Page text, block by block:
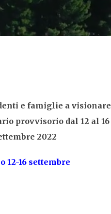
e famiglie a visionare
provvisorio dal 12 al 16
2022
12-16 settembre